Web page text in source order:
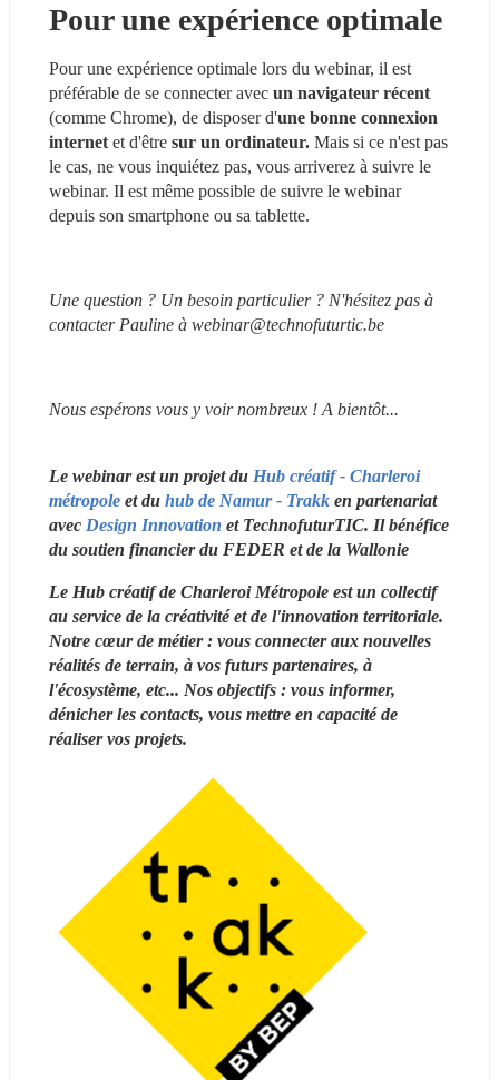
Pour une expérience optimale
Pour une expérience optimale lors du webinar, il est
préférable de se connecter avec
(comme Chrome), de disposer d'une bonne connexion
internet et d'être sur un ordinateur. Mais si ce n'est pas
le cas, ne vous inquiétez pas, vous arriverez à suivre le
webinar. Il est même possible de suivre le webinar
depuis son smartphone ou sa tablette.
Une question ? Un besoin particulier ? N'hésitez pas à
contacter Pauline à webinar@technofuturtic.be
Nous espérons vous y voir nombreux ! A bientôt...
Le webinar est un projet du Hub créatif - Charleroi
métropole et du hub de Namur - Trakk en partenariat
avec Design Innovation et TechnofuturTIC. Il bénéfice
du soutien financier du FEDER et de la Wallonie
Le Hub créatif de Charleroi Métropole est un collectif
au service de la créativité et de l'innovation territoriale.
Notre cœur de métier : vous connecter aux nouvelles
réalités de terrain, à vos futurs partenaires, à
l'écosystème, etc... Nos objectifs : vous informer,
dénicher les contacts, vous mettre en capacité de
réaliser vos projets.